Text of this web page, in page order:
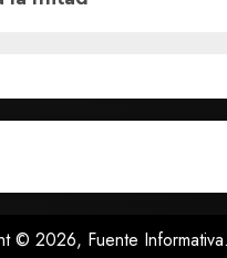
© 2026, Fuente